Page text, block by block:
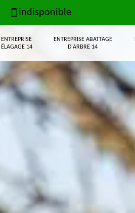
indisponible
ENTREPRISE
ÉLAGAGE 14
ENTREPRISE ABATTAGE
D'ARBRE 14